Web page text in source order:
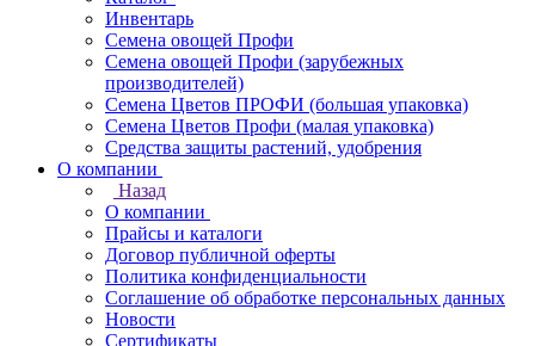
Инвентарь
Семена овощей Профи
Семена овощей Профи (зарубежных
производителей)
Семена Цветов ПРОФИ (большая упаковка)
Семена Цветов Профи (малая упаковка)
Средства защиты растений, удобрения
О компании
Назад
О компании
Прайсы и каталоги
Договор публичной оферты
Политика конфиденциальности
Соглашение об обработке персональных данных
Новости
Сертификаты